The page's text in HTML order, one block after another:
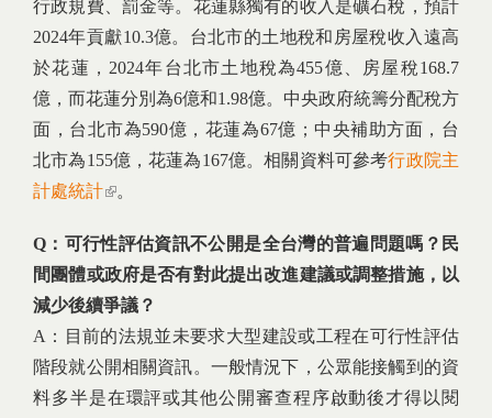
行政規費、罰金等。花蓮縣獨有的收入是礦石稅，預計
2024年貢獻10.3億。台北市的土地稅和房屋稅收入遠高
於花蓮，2024年台北市土地稅為455億、房屋稅168.7
億，而花蓮分別為6億和1.98億。中央政府統籌分配稅方
面，台北市為590億，花蓮為67億；中央補助方面，台
北市為155億，花蓮為167億。相關資料可參考行政院主
計處統計(link is external)
。
Q：可行性評估資訊不公開是全台灣的普遍問題嗎？民
間團體或政府是否有對此提出改進建議或調整措施，以
減少後續爭議？
A：目前的法規並未要求大型建設或工程在可行性評估
階段就公開相關資訊。一般情況下，公眾能接觸到的資
料多半是在環評或其他公開審查程序啟動後才得以閱